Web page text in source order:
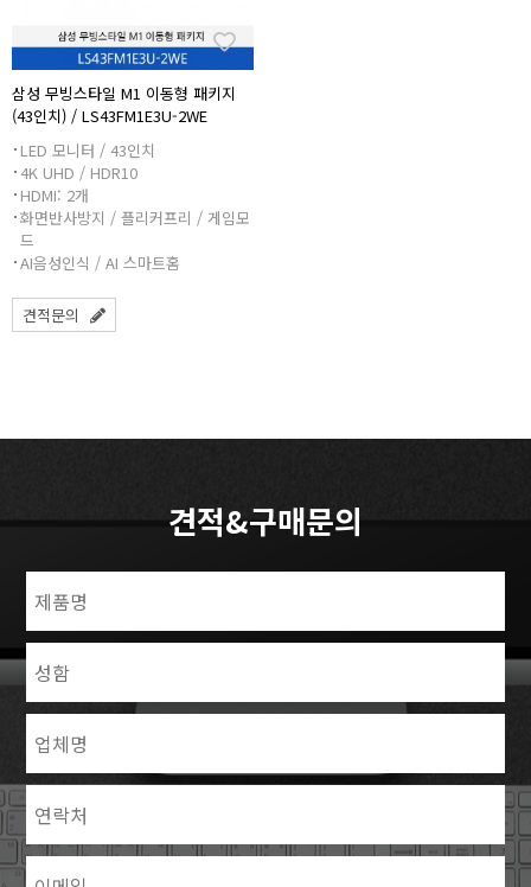
삼성 무빙스타일 M1 이동형 패키지
(43인치) / LS43FM1E3U-2WE
LED 모니터 / 43인치
4K UHD / HDR10
HDMI: 2개
화면반사방지 / 플리커프리 / 게임모
드
AI음성인식 / AI 스마트홈
견적문의
견적&구매문의